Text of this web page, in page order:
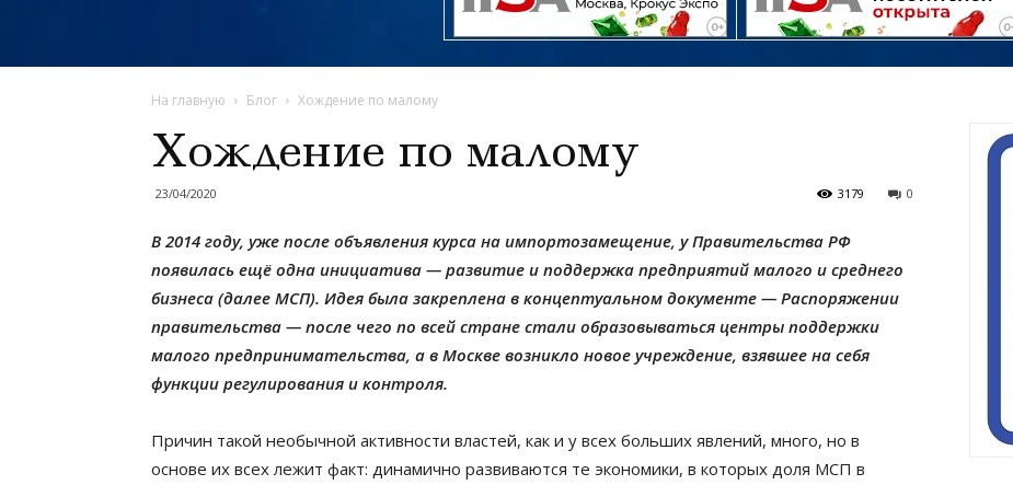
На главную Блог Хождение по малому
Хождение по малому
23/04/2020 0
3179
В 2014 году, уже после объявления курса на импортозамещение, у Правительства РФ
появилась ещё одна инициатива — развитие и поддержка предприятий малого и среднего
бизнеса (далее МСП). Идея была закреплена в концептуальном документе — Распоряжении
правительства — после чего по всей стране стали образовываться центры поддержки
малого предпринимательства, а в Москве возникло новое учреждение, взявшее на себя
функции регулирования и контроля.
Причин такой необычной активности властей, как и у всех больших явлений, много, но в
основе их всех лежит факт: динамично развиваются те экономики, в которых доля МСП в